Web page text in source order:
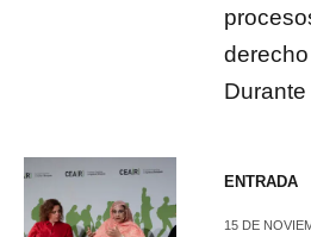
ENTRADA
15 DE